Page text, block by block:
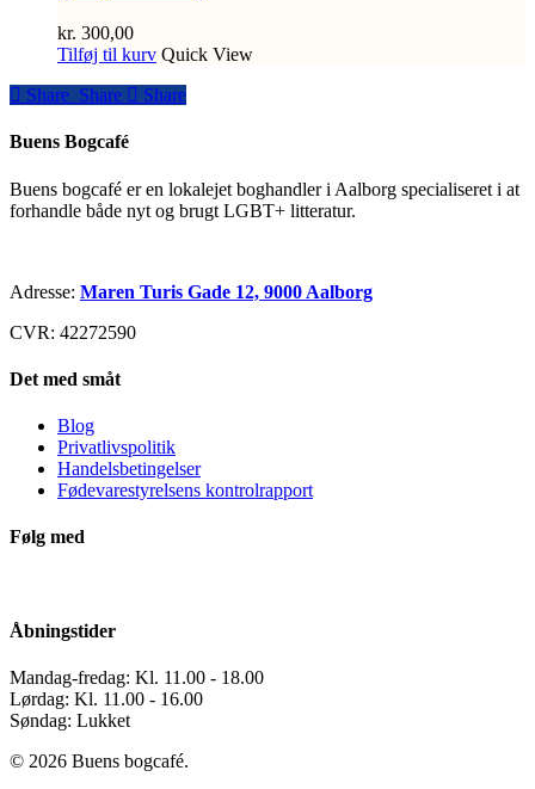
kr. 300,00
Tilføj til kurv Quick View
Share
Share Share Share
Buens Bogcafé
Buens bogcafé er en lokalejet boghandler i Aalborg specialiseret i at
forhandle både nyt og brugt LGBT+ litteratur.
Adresse: Maren Turis Gade 12, 9000 Aalborg
CVR: 42272590
Det med småt
Blog
Privatlivspolitik
Handelsbetingelser
Fødevarestyrelsens kontrolrapport
Følg med
Åbningstider
Mandag-fredag: Kl. 11.00 - 18.00
Lørdag: Kl. 11.00 - 16.00
Søndag: Lukket
© 2026 Buens bogcafé.